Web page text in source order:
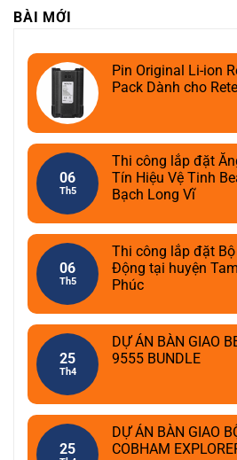
BÀI MỚI
Pin Original Li-ion
Pack Dành cho
06
Th5
Thi công lắp đặt
Tín Hiệu Vệ Tinh
Bạch Long Vĩ
06
Th5
Thi công lắp đặt
Động tại huyện
Phúc
25
Th4
DỰ ÁN BÀN GIAO
9555 BUNDLE
25
DỰ ÁN BÀN GIAO
COBHAM